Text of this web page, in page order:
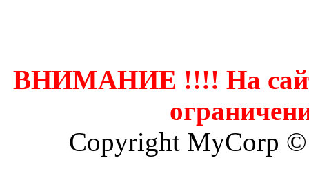
ВНИМАНИЕ !!!! На
Copyright MyCorp